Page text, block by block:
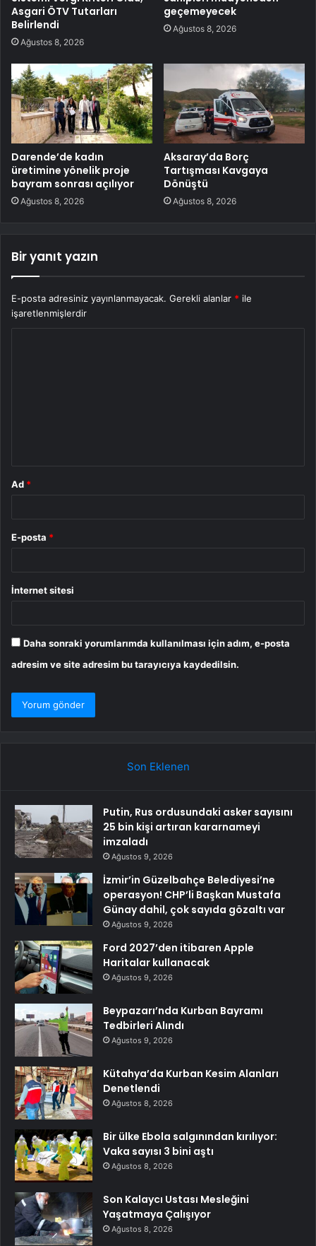
Asgari ÖTV Tutarları
Belirlendi
Ağustos 8, 2026
geçemeyecek
Ağustos 8, 2026
Darende’de kadın
üretimine yönelik proje
bayram sonrası açılıyor
Ağustos 8, 2026
Aksaray’da Borç
Tartışması Kavgaya
Dönüştü
Ağustos 8, 2026
Bir yanıt yazın
E-posta adresiniz yayınlanmayacak. Gerekli alanlar * ile
işaretlenmişlerdir
Ad *
E-posta *
İnternet sitesi
Daha sonraki yorumlarımda kullanılması için adım, e-posta
adresim ve site adresim bu tarayıcıya kaydedilsin.
Son Eklenen
Putin, Rus ordusundaki asker sayısını
25 bin kişi artıran kararnameyi
imzaladı
Ağustos 9, 2026
İzmir’in Güzelbahçe Belediyesi’ne
operasyon! CHP’li Başkan Mustafa
Günay dahil, çok sayıda gözaltı var
Ağustos 9, 2026
Ford 2027’den itibaren Apple
Haritalar kullanacak
Ağustos 9, 2026
Beypazarı’nda Kurban Bayramı
Tedbirleri Alındı
Ağustos 9, 2026
Kütahya’da Kurban Kesim Alanları
Denetlendi
Ağustos 8, 2026
Bir ülke Ebola salgınından kırılıyor:
Vaka sayısı 3 bini aştı
Ağustos 8, 2026
Son Kalaycı Ustası Mesleğini
Yaşatmaya Çalışıyor
Ağustos 8, 2026